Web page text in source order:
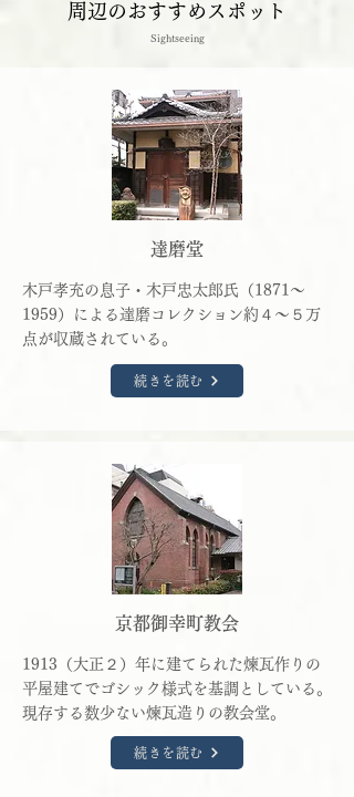
周辺のおすすめスポット
Sightseeing
達磨堂
木戸孝充の息子・木戸忠太郎氏（1871～
1959）による達磨コレクション約４～５万
点が収蔵されている。
続きを読む
京都御幸町教会
1913（大正２）年に建てられた煉瓦作りの
平屋建てでゴシック様式を基調としている。
現存する数少ない煉瓦造りの教会堂。
続きを読む